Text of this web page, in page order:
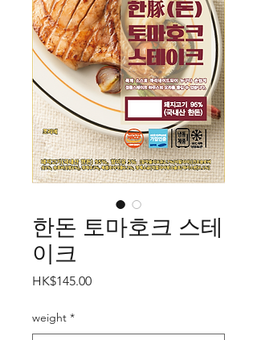
한돈 토마호크 스테
이크
HK$145.00Price
weight *